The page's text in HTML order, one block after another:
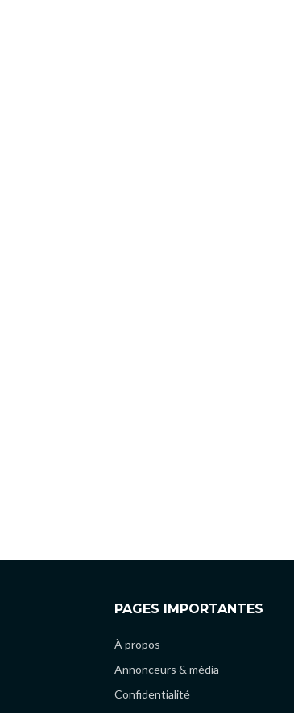
PAGES IMPORTANTES
À propos
Annonceurs & média
Confidentialité